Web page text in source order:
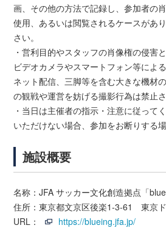
画、その他の方法で記録し、参加者の
使用、あるいは閲覧されるケースがあ
さい。
・営利目的やスタッフの肖像権の侵害
ビデオカメラやスマートフォン等によ
ネット配信、三脚等を含む大きな機材
の観戦や運営を妨げる撮影行為は禁止さ
・当日は主催者の指示・注意に従って
いただけない場合、参加をお断りする
施設概要
名称：JFA サッカー文化創造拠点「
住所：東京都文京区後楽1-3-61 東京
URL：
https://blueing.jfa.jp/